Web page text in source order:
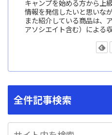
キャンプを始める方から上
情報を発信したいと思いな
また紹介している商品は、
アソシエイト含む）による
全件記事検索